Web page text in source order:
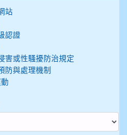
站
認證
害或性騷擾防治規定
防與處理機制